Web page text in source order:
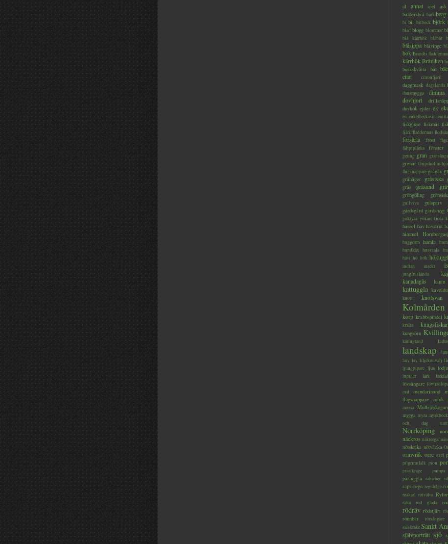
al annat apel ask
baldersbrå barkberg
bi bil bitbock björk
blad blogg blommor
blå kärrhök blåbär
blåsippa blåvinge
bok Brandts fladdermus
kärrhökBråviken
buskskvätta båt
citat
citronfjäril
daggmask dagslända
dansmygga
dimma
dovhjort
duvhök ejder ek
en enkelbeckasin entita
fiskgjuse fiskmås
fjäril fladdermus
forsärla frost
fältpiplärka fönster
geting gran
grenar Gripsholms
flugsnappare grågås
gråhäger gråsiska
gräs
gräsand
gröngöling
gullviva gulsparv
gärdsgård gärdsmyg
göktyta gökärt Göta
hassel hav havstrut
himmel
huggorm humla
hundkäx
hussvala
häst hö hök
indian
insekt is
jungfruslända
kanadagås kanin
kattuggla
knott knölsvan
Kolmården
korp krabbspindel
kräfta
kungsörn
käringtand
landskap
larv lav liljekonvalj
ljungpipare ljus
lupiner
lärk
lövsångare
mal mandarinand
flugsnappare
mink
mossa
mygga myra myskbock
och dag
Norrköping
näckros näktergal
nötskrika nötväcka
ormvråk orre oxel
pilgrimsfalk pion
prästkrage pumpa
pärluggla rabarber
raps regn regnbåge
roskarl rotvälta
råtta
röd glada
rödräv rödstjärt
rönnbär rörsångare
salskrakeSankt
självporträtt sjö